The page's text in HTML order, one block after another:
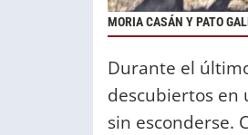
MORIA CASÁN Y PATO
Durante el
descubiertos en
sin esconderse.